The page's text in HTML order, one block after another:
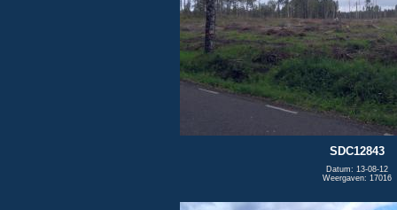
SDC12843
Datum: 13-08-12
Weergaven: 17016